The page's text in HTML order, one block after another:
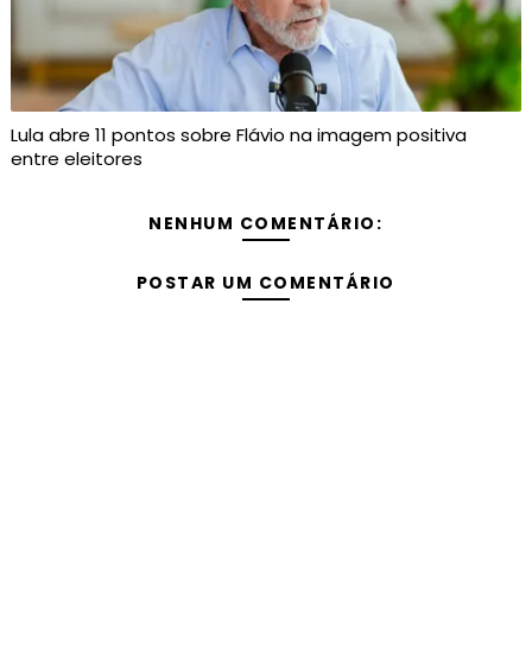
Lula abre 11 pontos sobre Flávio na imagem positiva
entre eleitores
NENHUM COMENTÁRIO:
POSTAR UM COMENTÁRIO